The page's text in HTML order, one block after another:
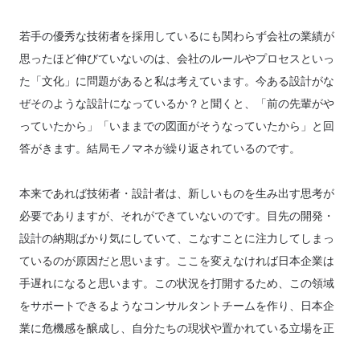
若手の優秀な技術者を採用しているにも関わらず会社の業績が
思ったほど伸びていないのは、会社のルールやプロセスといっ
た「文化」に問題があると私は考えています。今ある設計がな
ぜそのような設計になっているか？と聞くと、「前の先輩がや
っていたから」「いままでの図面がそうなっていたから」と回
答がきます。結局モノマネが繰り返されているのです。
本来であれば技術者・設計者は、新しいものを生み出す思考が
必要でありますが、それができていないのです。目先の開発・
設計の納期ばかり気にしていて、こなすことに注力してしまっ
ているのが原因だと思います。ここを変えなければ日本企業は
手遅れになると思います。この状況を打開するため、この領域
をサポートできるようなコンサルタントチームを作り、日本企
業に危機感を醸成し、自分たちの現状や置かれている立場を正